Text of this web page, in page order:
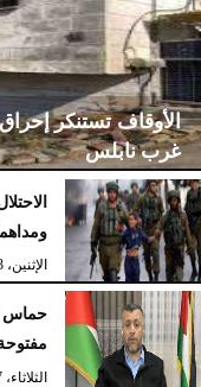
الأوقاف تستنكر
غرب نابلس
الإثنين، 23 فبراير 2026 02:15 مـالإثنين، 23 فبراير 2026
حماس
الثلاثاء، 17 فبراير 2026